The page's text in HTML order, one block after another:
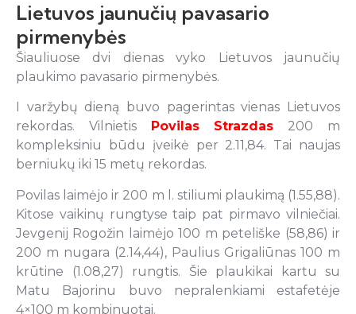
Lietuvos jaunučių pavasario
pirmenybės
Šiauliuose dvi dienas vyko Lietuvos jaunučių
plaukimo pavasario pirmenybės.
I varžybų dieną buvo pagerintas vienas Lietuvos
rekordas. Vilnietis
Povilas Strazdas
200 m
kompleksiniu būdu įveikė per 2.11,84. Tai naujas
berniukų iki 15 metų rekordas.
Povilas laimėjo ir 200 m l. stiliumi plaukimą (1.55,88).
Kitose vaikinų rungtyse taip pat pirmavo vilniečiai.
Jevgenij Rogožin laimėjo 100 m peteliške (58,86) ir
200 m nugara (2.14,44), Paulius Grigaliūnas 100 m
krūtine (1.08,27) rungtis. Šie plaukikai kartu su
Matu Bajorinu buvo nepralenkiami estafetėje
4×100 m kombinuotai.